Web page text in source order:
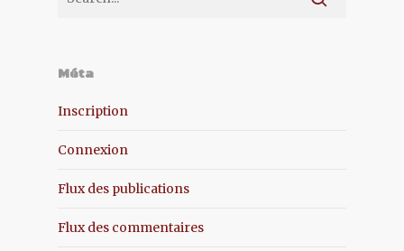
Méta
Inscription
Connexion
Flux des publications
Flux des commentaires